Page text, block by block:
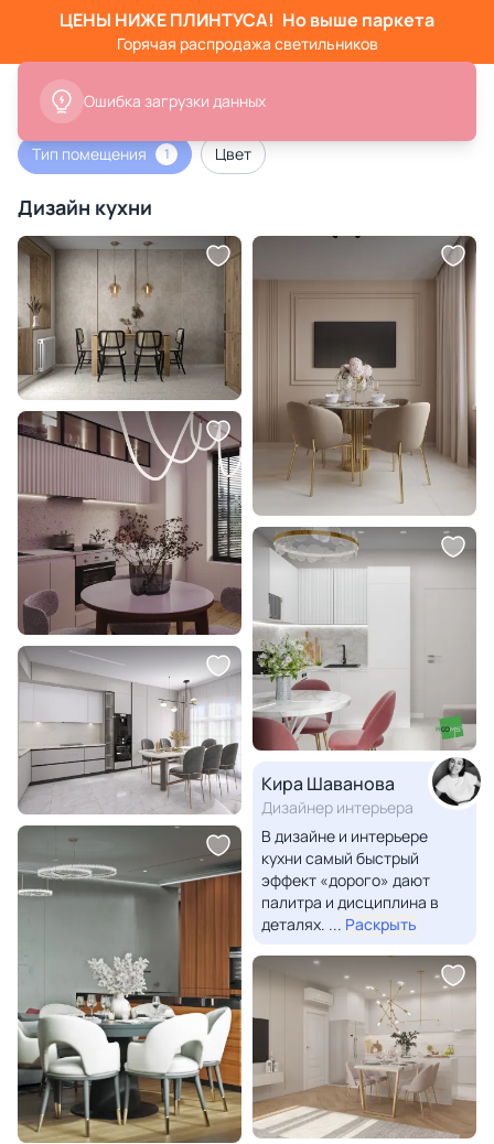
ЦЕНЫ НИЖЕ ПЛИНТУСА! Но выше паркета
Горячая распродажа светильников
Тип помещения 1 Цвет
Дизайн кухни
Кира Шаванова
Дизайнер интерьера
В дизайне и интерьере
кухни самый быстрый
эффект «дорого» дают
палитра и дисциплина в
деталях. ... Раскрыть
Ошибка загрузки данных